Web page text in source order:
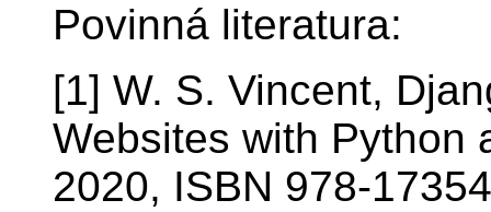
Povinná literatura:
[1] W. S. Vincent,
Websites with Python
2020, ISBN 978-